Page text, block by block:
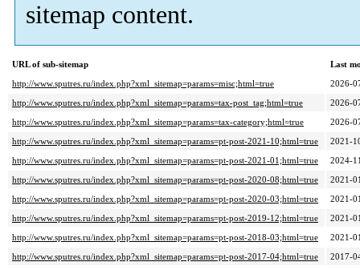
sitemap content.
URL of sub-sitemap
Last
http://www.sputres.ru/index.php?xml_sitemap=params=misc;html=true
2026-
http://www.sputres.ru/index.php?xml_sitemap=params=tax-post_tag;html=true
2026-
http://www.sputres.ru/index.php?xml_sitemap=params=tax-category;html=true
2026-
http://www.sputres.ru/index.php?xml_sitemap=params=pt-post-2021-10;html=true
2021-
http://www.sputres.ru/index.php?xml_sitemap=params=pt-post-2021-01;html=true
2024-
http://www.sputres.ru/index.php?xml_sitemap=params=pt-post-2020-08;html=true
2021-
http://www.sputres.ru/index.php?xml_sitemap=params=pt-post-2020-03;html=true
2021-
http://www.sputres.ru/index.php?xml_sitemap=params=pt-post-2019-12;html=true
2021-
http://www.sputres.ru/index.php?xml_sitemap=params=pt-post-2018-03;html=true
2021-
http://www.sputres.ru/index.php?xml_sitemap=params=pt-post-2017-04;html=true
2017-